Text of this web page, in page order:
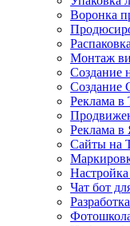
Воронка
Монтаж
Создание
Реклама в
Реклама в
Сайты на
Чат бот